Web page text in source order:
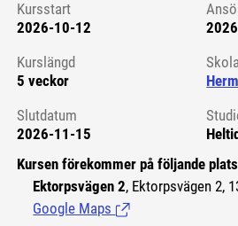
Kursstart 6124925
Kursstart
2026-10-12
Kurslängd
5 veckor
Skola
Slutdatum
2026-11-15
Kursen förekommer på följande
Ektorpsvägen 2, Ektorpsvägen 2,
Google Maps (Länk till extern sida.)